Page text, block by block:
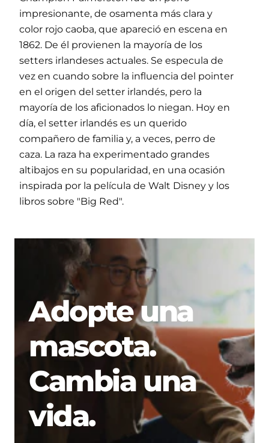
impresionante, de osamenta más clara y
color rojo caoba, que apareció en escena en
1862. De él provienen la mayoría de los
setters irlandeses actuales. Se especula de
vez en cuando sobre la influencia del pointer
en el origen del setter irlandés, pero la
mayoría de los aficionados lo niegan. Hoy en
día, el setter irlandés es un querido
compañero de familia y, a veces, perro de
caza. La raza ha experimentado grandes
altibajos en su popularidad, en una ocasión
inspirada por la película de Walt Disney y los
libros sobre "Big Red".
Adopte una
mascota.
Cambia una
vida.